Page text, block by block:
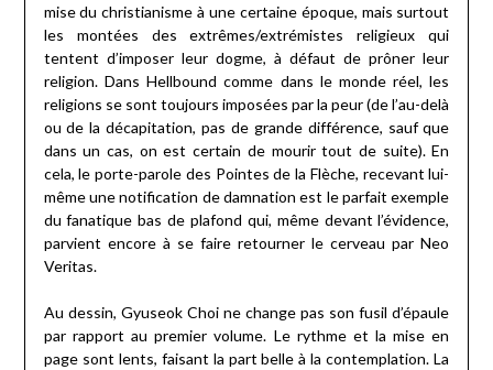
mise du christianisme à une certaine époque, mais surtout
les montées des extrêmes/extrémistes religieux qui
tentent d’imposer leur dogme, à défaut de prôner leur
religion. Dans Hellbound comme dans le monde réel, les
religions se sont toujours imposées par la peur (de l’au-delà
ou de la décapitation, pas de grande différence, sauf que
dans un cas, on est certain de mourir tout de suite). En
cela, le porte-parole des Pointes de la Flèche, recevant lui-
même une notification de damnation est le parfait exemple
du fanatique bas de plafond qui, même devant l’évidence,
parvient encore à se faire retourner le cerveau par Neo
Veritas.
Au dessin, Gyuseok Choi ne change pas son fusil d’épaule
par rapport au premier volume. Le rythme et la mise en
page sont lents, faisant la part belle à la contemplation. La